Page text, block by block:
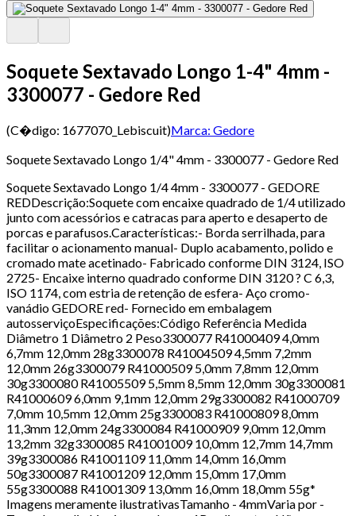
Soquete Sextavado Longo 1-4" 4mm -
3300077 - Gedore Red
(C�digo: 1677070_Lebiscuit)Marca: Gedore
Soquete Sextavado Longo 1/4" 4mm - 3300077 - Gedore Red
Soquete Sextavado Longo 1/4 4mm - 3300077 - GEDORE
REDDescrição:Soquete com encaixe quadrado de 1/4 utilizado
junto com acessórios e catracas para aperto e desaperto de
porcas e parafusos.Características:- Borda serrilhada, para
facilitar o acionamento manual- Duplo acabamento, polido e
cromado mate acetinado- Fabricado conforme DIN 3124, ISO
2725- Encaixe interno quadrado conforme DIN 3120 ? C 6,3,
ISO 1174, com estria de retenção de esfera- Aço cromo-
vanádio GEDORE red- Fornecido em embalagem
autosserviçoEspecificações:Código Referência Medida
Diâmetro 1 Diâmetro 2 Peso3300077 R41000409 4,0mm
6,7mm 12,0mm 28g3300078 R41004509 4,5mm 7,2mm
12,0mm 26g3300079 R41000509 5,0mm 7,8mm 12,0mm
30g3300080 R41005509 5,5mm 8,5mm 12,0mm 30g3300081
R41000609 6,0mm 9,1mm 12,0mm 29g3300082 R41000709
7,0mm 10,5mm 12,0mm 25g3300083 R41000809 8,0mm
11,3mm 12,0mm 24g3300084 R41000909 9,0mm 12,0mm
13,2mm 32g3300085 R41001009 10,0mm 12,7mm 14,7mm
39g3300086 R41001109 11,0mm 14,0mm 16,0mm
50g3300087 R41001209 12,0mm 15,0mm 17,0mm
55g3300088 R41001309 13,0mm 16,0mm 18,0mm 55g*
Imagens meramente ilustrativasTamanho - 4mmVaria por -